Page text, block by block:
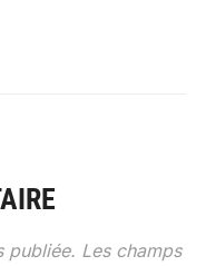
publiée. Les champs